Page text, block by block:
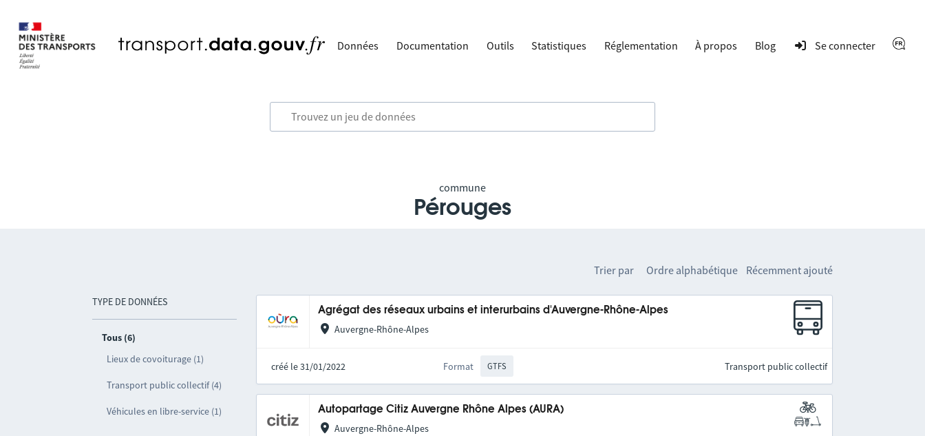
Données Documentation Outils Statistiques Réglementation À propos Blog Se connecter
commune
Pérouges
TYPE DE DONNÉES
Tous (6)
Lieux de covoiturage (1)
Transport public collectif (4)
Véhicules en libre-service (1)
Trier par Ordre alphabétique Récemment ajouté
Agrégat des réseaux urbains et interurbains d'Auvergne-Rhône-Alpes
Auvergne-Rhône-Alpes
créé le 31/01/2022 Format GTFS Transport public collectif
Autopartage Citiz Auvergne Rhône Alpes (AURA)
Auvergne-Rhône-Alpes